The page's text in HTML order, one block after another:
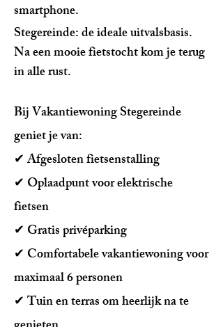
smartphone.
Stegereinde: de ideale uitvalsbasis.
Naeen mooie fietstocht kom je terug
in alle rust.
Bij Vakantiewoning Stegereinde
geniet je van:
✔ Afgesloten fietsenstalling
✔ Oplaadpunt voor elektrische
fietsen
✔ Gratis privéparking
✔ Comfortabele vakantiewoning voor
maximaal 6 personen
✔ Tuin en terras om heerlijk na te